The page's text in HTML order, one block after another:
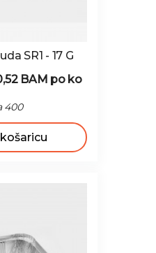
SR1 - 17 G
BAM po ko
400